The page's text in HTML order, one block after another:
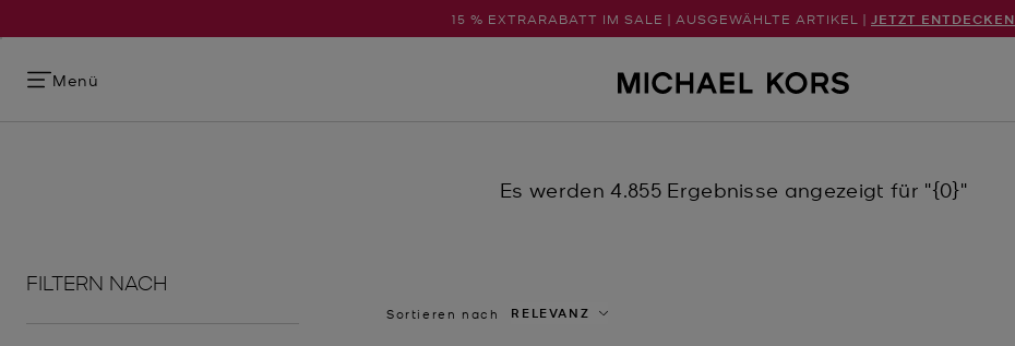
15 % EXTRARABATT IM SALE | AUSGEWÄHLTE ARTIKEL | JETZT ENTDECKEN
Menü
Es werden 4.855 Ergebnisse angezeigt für "{0}"
FILTERN NACH
Sortieren nach RELEVANZ